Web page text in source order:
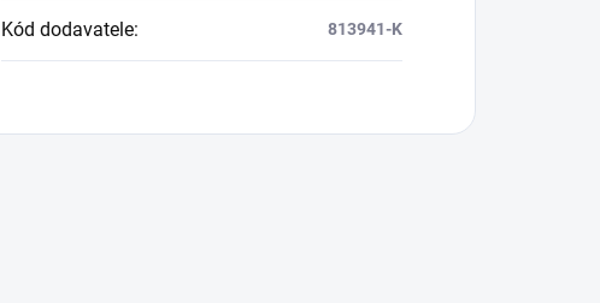
Kód dodavatele: 813941-K